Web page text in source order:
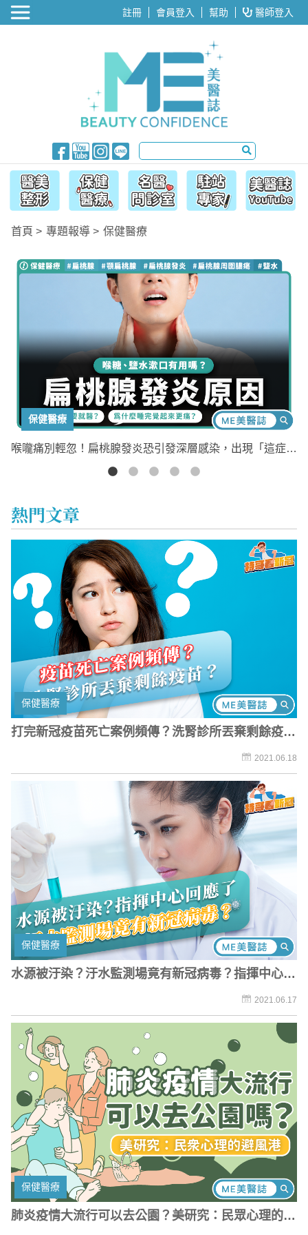
醫美整形 註冊 會員登入 幫助 醫師登入
首頁 專題報導 保健醫療
保健醫療
喉嚨痛別輕忽！扁桃腺發炎恐引發深層感染，出現「這症
熱門文章
保健醫療
打完新冠疫苗死亡案例頻傳？洗腎診所丟棄剩餘疫
2021.06.18
保健醫療
水源被汙染？汙水監測場竟有新冠病毒？指揮中心回
2021.06.17
保健醫療
肺炎疫情大流行可以去公園？美研究：民眾心理的避